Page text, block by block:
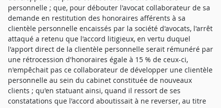
personnelle ; que, pour débouter l'avocat collaborateur de sa
demande en restitution des honoraires afférents à sa
clientèle personnelle encaissés par la société d'avocats, l'arrêt
attaqué a retenu que l'accord litigieux, en vertu duquel
l'apport direct de la clientèle personnelle serait rémunéré par
une rétrocession d'honoraires égale à 15 % de ceux-ci,
n'empêchait pas ce collaborateur de développer une clientèle
personnelle au sein du cabinet constituée de nouveaux
clients ; qu'en statuant ainsi, quand il ressort de ses
constatations que l'accord aboutissait à ne reverser, au titre